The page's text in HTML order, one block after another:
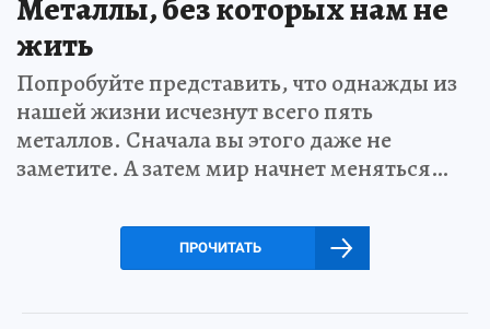
жить
Попробуйте представить, что однажды из
нашей жизни исчезнут всего пять
металлов. Сначала вы этого даже не
заметите. А затем мир начнет меняться…
ПРОЧИТАТЬ